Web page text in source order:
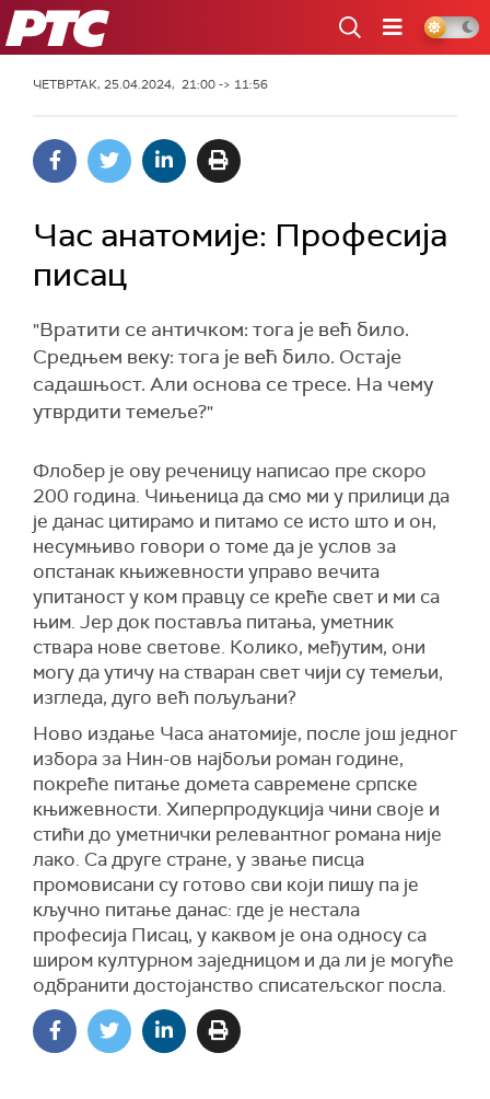
РТС
ЧЕТВРТАК, 25.04.2024, 21:00 -> 11:56
Час анатомије: Професија
писац
"Вратити се античком: тога је већ било.
Средњем веку: тога је већ било. Остаје
садашњост. Али основа се тресе. На чему
утврдити темеље?"
Флобер је ову реченицу написао пре скоро
200 година. Чињеница да смо ми у прилици да
је данас цитирамо и питамо се исто што и он,
несумњиво говори о томе да је услов за
опстанак књижевности управо вечита
упитаност у ком правцу се креће свет и ми са
њим. Јер док поставља питања, уметник
ствара нове светове. Колико, међутим, они
могу да утичу на стваран свет чији су темељи,
изгледа, дуго већ пољуљани?
Ново издање Часа анатомије, после још једног
избора за Нин-ов најбољи роман године,
покреће питање домета савремене српске
књижевности. Хиперпродукција чини своје и
стићи до уметнички релевантног романа није
лако. Са друге стране, у звање писца
промовисани су готово сви који пишу па је
кључно питање данас: где је нестала
професија Писац, у каквом је она односу са
широм културном заједницом и да ли је могуће
одбранити достојанство списатељског посла.